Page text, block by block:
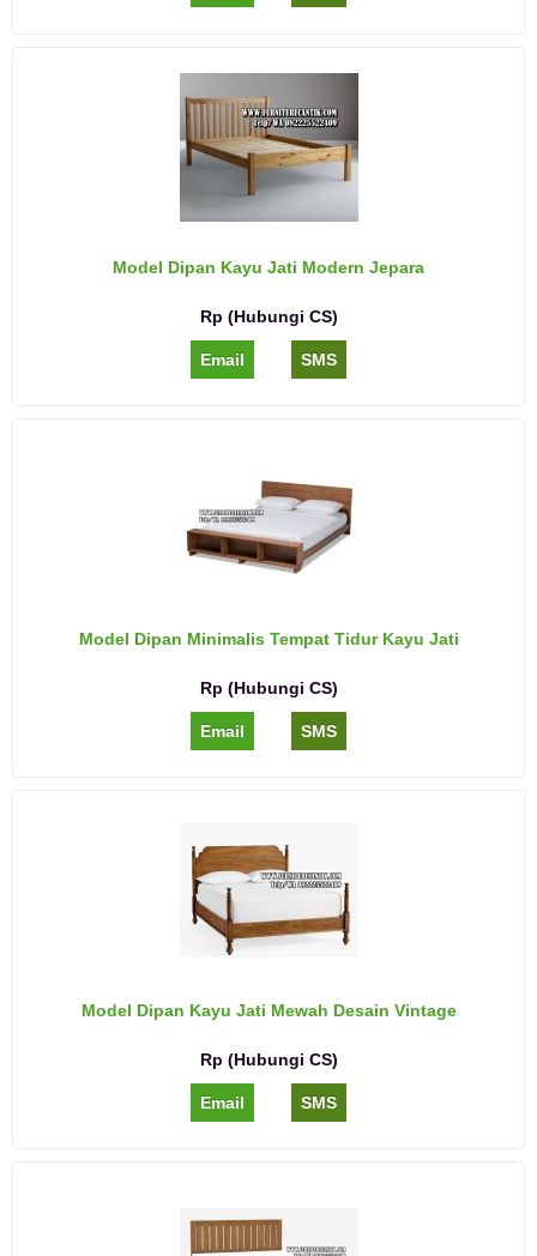
Model Dipan Kayu Jati Modern Jepara
Rp (Hubungi CS)
Email SMS
Model Dipan Minimalis Tempat Tidur Kayu Jati
Rp (Hubungi CS)
Email SMS
Model Dipan Kayu Jati Mewah Desain Vintage
Rp (Hubungi CS)
Email SMS